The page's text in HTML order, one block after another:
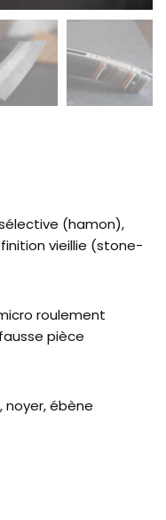
(hamon),
vieillie (stone-
roulement
pièce
noyer, ébène